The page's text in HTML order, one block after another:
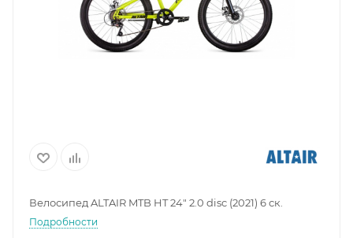
Велосипед ALTAIR MTB HT 24" 2.0 disc (2021) 6 ск.
Подробности